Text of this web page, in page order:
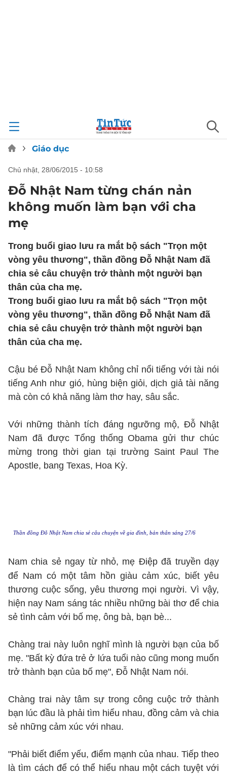
Giáo dục
chủ nhật, 28/06/2015 - 10:58
Đỗ Nhật Nam từng chán nản
không muốn làm bạn với cha
mẹ
Trong buổi giao lưu ra mắt bộ sách "Trọn một
vòng yêu thương", thần đồng Đỗ Nhật Nam đã
chia sẻ câu chuyện trở thành một người bạn
thân của cha mẹ.
Trong buổi giao lưu ra mắt bộ sách "Trọn một
vòng yêu thương", thần đồng Đỗ Nhật Nam đã
chia sẻ câu chuyện trở thành một người bạn
thân của cha mẹ.
Cậu bé Đỗ Nhật Nam không chỉ nổi tiếng với tài nói
tiếng Anh như gió, hùng biện giỏi, dịch giả tài năng
mà còn có khả năng làm thơ hay, sâu sắc.
Với những thành tích đáng ngưỡng mộ, Đỗ Nhật
Nam đã được Tổng thống Obama gửi thư chúc
mừng trong thời gian tại trường Saint Paul The
Apostle, bang Texas, Hoa Kỳ.
Thần đồng Đỗ Nhật Nam chia sẻ câu chuyện về gia đình, bản thân sáng 27/6
Nam chia sẻ ngay từ nhỏ, mẹ Điệp đã truyền dạy
để Nam có một tâm hồn giàu cảm xúc, biết yêu
thương cuộc sống, yêu thương mọi người. Vì vậy,
hiện nay Nam sáng tác nhiều những bài thơ để chia
sẻ tình cảm với bố mẹ, ông bà, bạn bè...
Chàng trai này luôn nghĩ mình là người bạn của bố
mẹ. "Bất kỳ đứa trẻ ở lứa tuổi nào cũng mong muốn
trở thành bạn của bố mẹ", Đỗ Nhật Nam nói.
Chàng trai này tâm sự trong công cuộc trở thành
bạn lúc đầu là phải tìm hiểu nhau, đồng cảm và chia
sẻ những cảm xúc với nhau.
"Phải biết điểm yếu, điểm mạnh của nhau. Tiếp theo
là tìm cách để có thể hiểu nhau một cách tuyệt với